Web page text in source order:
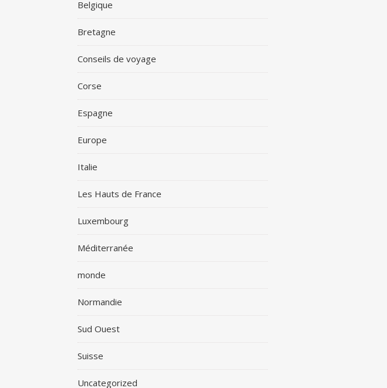
Belgique
Bretagne
Conseils de voyage
Corse
Espagne
Europe
Italie
Les Hauts de France
Luxembourg
Méditerranée
monde
Normandie
Sud Ouest
Suisse
Uncategorized